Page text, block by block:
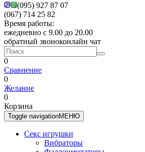
(095) 927 87 07
(067) 714 25 82
Время работы:
ежедневно с 9.00 до 20.00
обратный звоноконлайн чат
0
Сравнение
0
Желание
0
Корзина
Toggle navigationМЕНЮ
Секс игрушки
Вибраторы